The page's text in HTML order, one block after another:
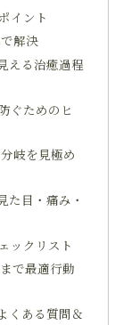
イント
解決
える治癒過程
ぐためのヒ
岐を見極め
た目・痛み・
ックリスト
で最適行動
くある質問＆